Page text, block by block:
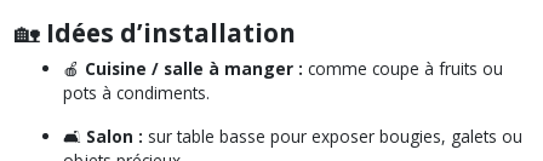
🏡 Idées d’installation
🍎 Cuisine / salle à manger : comme coupe à fruits ou
pots à condiments.
🛋️ Salon : sur table basse pour exposer bougies, galets ou